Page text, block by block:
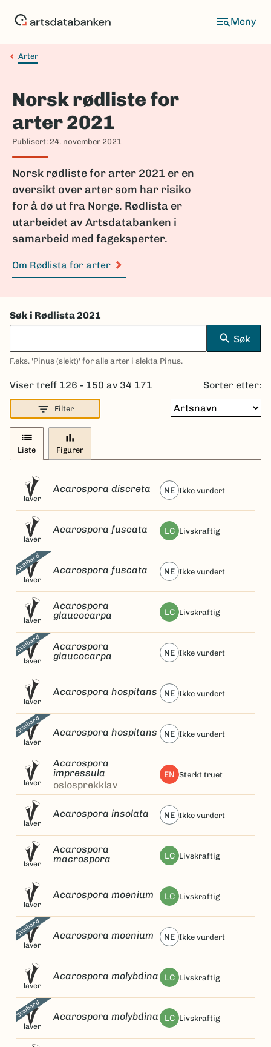
Meny
Navigasjonssti
Arter
Norsk rødliste for
arter 2021
Publisert: 24. november 2021
Norsk rødliste for arter 2021 er en
oversikt over arter som har risiko
for å dø ut fra Norge. Rødlista er
utarbeidet av Artsdatabanken i
samarbeid med fageksperter.
Om Rødlista for arter
Søk i Rødlista 2021
search Søk
F.eks. 'Pinus (slekt)' for alle arter i slekta Pinus.
Viser treff 126 - 150 av 34 171 Sorter etter:
filter_list Filter
list
Liste
bar_chart
Figurer
laver
Acarospora discreta NE ikke vurdert
laver
Acarospora fuscata LC livskraftig
Svalbard
laver
Acarospora fuscata NE ikke vurdert
laver
Acarospora
glaucocarpa
LC livskraftig
Svalbard
laver
Acarospora
glaucocarpa
NE ikke vurdert
laver
Acarospora hospitans NE ikke vurdert
Svalbard
laver
Acarospora hospitans NE ikke vurdert
laver
Acarospora
impressula
oslosprekklav
EN sterkt truet
laver
Acarospora insolata NE ikke vurdert
laver
Acarospora
macrospora
LC livskraftig
laver
Acarospora moenium LC livskraftig
Svalbard
laver
Acarospora moenium NE ikke vurdert
laver
Acarospora molybdina LC livskraftig
Svalbard
laver
Acarospora molybdina LC livskraftig